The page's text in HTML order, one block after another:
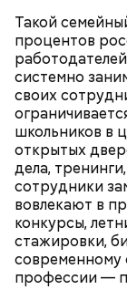
Такой
процентов
системно
своих
школьников в
открытых
дела,
сотрудники
вовлекают в
конкурсы,
стажировки,
современному
профессии —
Секретный